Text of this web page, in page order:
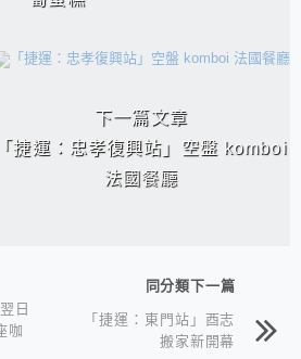
下一篇文章
「捷運：忠孝復興站」空盤 komboi
法國餐廳
日
咖
同分類下一篇
「捷運：東門站」酉志
搬家新開幕